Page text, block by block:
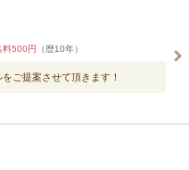
料500円 （歴10年）
ご提案させて頂きます！